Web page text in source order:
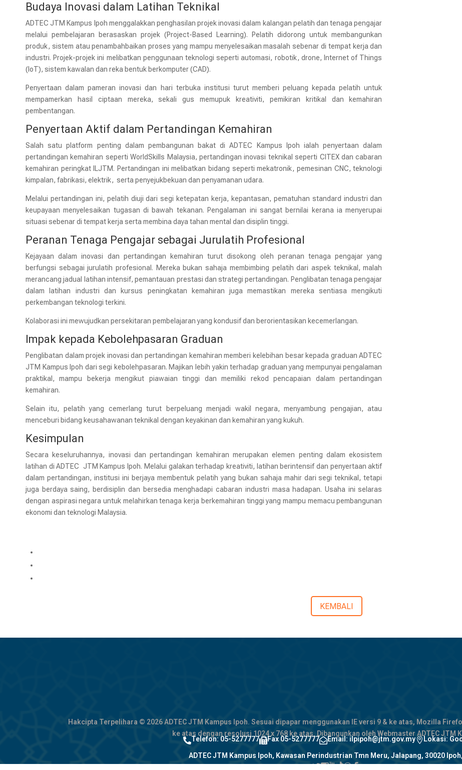
Budaya Inovasi dalam Latihan Teknikal
ADTEC JTM Kampus Ipoh menggalakkan penghasilan projek inovasi dalam kalangan pelatih dan tenaga pengajar
melalui pembelajaran berasaskan projek (Project-Based Learning). Pelatih didorong untuk membangunkan
produk, sistem atau penambahbaikan proses yang mampu menyelesaikan masalah sebenar di tempat kerja dan
industri. Projek-projek ini melibatkan penggunaan teknologi seperti automasi, robotik, drone, Internet of Things
(IoT), sistem kawalan dan reka bentuk berkomputer (CAD).
Penyertaan dalam pameran inovasi dan hari terbuka institusi turut memberi peluang kepada pelatih untuk
mempamerkan hasil ciptaan mereka, sekali gus memupuk kreativiti, pemikiran kritikal dan kemahiran
pembentangan.
Penyertaan Aktif dalam Pertandingan Kemahiran
Salah satu platform penting dalam pembangunan bakat di ADTEC Kampus Ipoh ialah penyertaan dalam
pertandingan kemahiran seperti WorldSkills Malaysia, pertandingan inovasi teknikal seperti CITEX dan cabaran
kemahiran peringkat ILJTM. Pertandingan ini melibatkan bidang seperti mekatronik, pemesinan CNC, teknologi
kimpalan, fabrikasi, elektrik, serta penyejukbekuan dan penyamanan udara.
Melalui pertandingan ini, pelatih diuji dari segi ketepatan kerja, kepantasan, pematuhan standard industri dan
keupayaan menyelesaikan tugasan di bawah tekanan. Pengalaman ini sangat bernilai kerana ia menyerupai
situasi sebenar di tempat kerja serta membina daya tahan mental dan disiplin tinggi.
Peranan Tenaga Pengajar sebagai Jurulatih Profesional
Kejayaan dalam inovasi dan pertandingan kemahiran turut disokong oleh peranan tenaga pengajar yang
berfungsi sebagai jurulatih profesional. Mereka bukan sahaja membimbing pelatih dari aspek teknikal, malah
merancang jadual latihan intensif, pemantauan prestasi dan strategi pertandingan. Penglibatan tenaga pengajar
dalam latihan industri dan kursus peningkatan kemahiran juga memastikan mereka sentiasa mengikuti
perkembangan teknologi terkini.
Kolaborasi ini mewujudkan persekitaran pembelajaran yang kondusif dan berorientasikan kecemerlangan.
Impak kepada Kebolehpasaran Graduan
Penglibatan dalam projek inovasi dan pertandingan kemahiran memberi kelebihan besar kepada graduan ADTEC
JTM Kampus Ipoh dari segi kebolehpasaran. Majikan lebih yakin terhadap graduan yang mempunyai pengalaman
praktikal, mampu bekerja mengikut piawaian tinggi dan memiliki rekod pencapaian dalam pertandingan
kemahiran.
Selain itu, pelatih yang cemerlang turut berpeluang menjadi wakil negara, menyambung pengajian, atau
menceburi bidang keusahawanan teknikal dengan keyakinan dan kemahiran yang kukuh.
Kesimpulan
Secara keseluruhannya, inovasi dan pertandingan kemahiran merupakan elemen penting dalam ekosistem
latihan di ADTEC JTM Kampus Ipoh. Melalui galakan terhadap kreativiti, latihan berintensif dan penyertaan aktif
dalam pertandingan, institusi ini berjaya membentuk pelatih yang bukan sahaja mahir dari segi teknikal, tetapi
juga berdaya saing, berdisiplin dan bersedia menghadapi cabaran industri masa hadapan. Usaha ini selaras
dengan aspirasi negara untuk melahirkan tenaga kerja berkemahiran tinggi yang mampu memacu pembangunan
ekonomi dan teknologi Malaysia.
KEMBALI






ADTEC JTM Kampus Ipoh, Kawasan Perindustrian Tmn Meru, Jalapang, 30020
Telefon: 05-5277777Fax 05-5277777Email: ilpipoh@jtm.gov.myLokasi:
Hakcipta Terpelihara © 2026 ADTEC JTM Kampus Ipoh. Sesuai dipapar menggunakan IE versi 9 & ke atas, Mozilla
ke atas dengan resolusi 1024 x 768 ke atas. Dibangunkan oleh Webmaster ADTEC JTM